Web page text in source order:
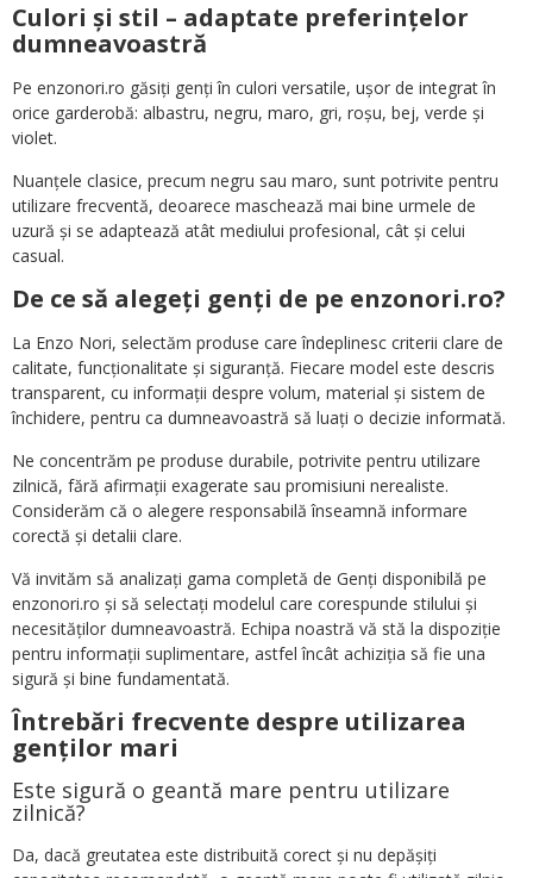
Culori și stil – adaptate preferințelor
dumneavoastră
Pe enzonori.ro găsiți genți în culori versatile, ușor de integrat în
orice garderobă: albastru, negru, maro, gri, roșu, bej, verde și
violet.
Nuanțele clasice, precum negru sau maro, sunt potrivite pentru
utilizare frecventă, deoarece maschează mai bine urmele de
uzură și se adaptează atât mediului profesional, cât și celui
casual.
De ce să alegeți genți de pe enzonori.ro?
La Enzo Nori, selectăm produse care îndeplinesc criterii clare de
calitate, funcționalitate și siguranță. Fiecare model este descris
transparent, cu informații despre volum, material și sistem de
închidere, pentru ca dumneavoastră să luați o decizie informată.
Ne concentrăm pe produse durabile, potrivite pentru utilizare
zilnică, fără afirmații exagerate sau promisiuni nerealiste.
Considerăm că o alegere responsabilă înseamnă informare
corectă și detalii clare.
Vă invităm să analizați gama completă de Genți disponibilă pe
enzonori.ro și să selectați modelul care corespunde stilului și
necesităților dumneavoastră. Echipa noastră vă stă la dispoziție
pentru informații suplimentare, astfel încât achiziția să fie una
sigură și bine fundamentată.
Întrebări frecvente despre utilizarea
genților mari
Este sigură o geantă mare pentru utilizare
zilnică?
Da, dacă greutatea este distribuită corect și nu depășiți